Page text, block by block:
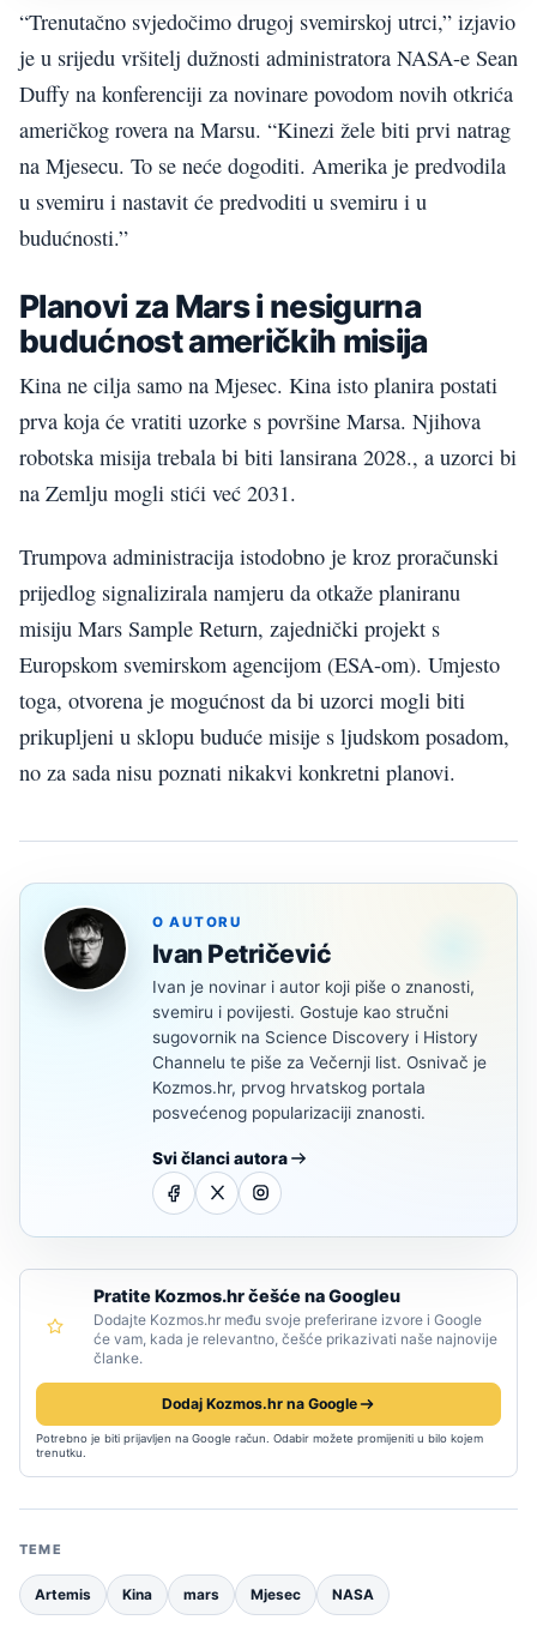
“Trenutačno svjedočimo drugoj svemirskoj utrci,” izjavio
je u srijedu vršitelj dužnosti administratora NASA-e Sean
Duffy na konferenciji za novinare povodom novih otkrića
američkog rovera na Marsu. “Kinezi žele biti prvi natrag
na Mjesecu. To se neće dogoditi. Amerika je predvodila
u svemiru i nastavit će predvoditi u svemiru i u
budućnosti.”
Planovi za Mars i nesigurna
budućnost američkih misija
Kina ne cilja samo na Mjesec. Kina isto planira postati
prva koja će vratiti uzorke s površine Marsa. Njihova
robotska misija trebala bi biti lansirana 2028., a uzorci bi
na Zemlju mogli stići već 2031.
Trumpova administracija istodobno je kroz proračunski
prijedlog signalizirala namjeru da otkaže planiranu
misiju Mars Sample Return, zajednički projekt s
Europskom svemirskom agencijom (ESA-om). Umjesto
toga, otvorena je mogućnost da bi uzorci mogli biti
prikupljeni u sklopu buduće misije s ljudskom posadom,
no za sada nisu poznati nikakvi konkretni planovi.
O AUTORU
Ivan Petričević
Ivan je novinar i autor koji piše o znanosti,
svemiru i povijesti. Gostuje kao stručni
sugovornik na Science Discovery i History
Channelu te piše za Večernji list. Osnivač je
Kozmos.hr, prvog hrvatskog portala
posvećenog popularizaciji znanosti.
Svi članci autora
Pratite Kozmos.hr češće na Googleu
Dodajte Kozmos.hr među svoje preferirane izvore i Google
će vam, kada je relevantno, češće prikazivati naše najnovije
članke.
Dodaj Kozmos.hr na Google
Potrebno je biti prijavljen na Google račun. Odabir možete promijeniti u bilo kojem
trenutku.
TEME
Artemis Kina mars Mjesec NASA